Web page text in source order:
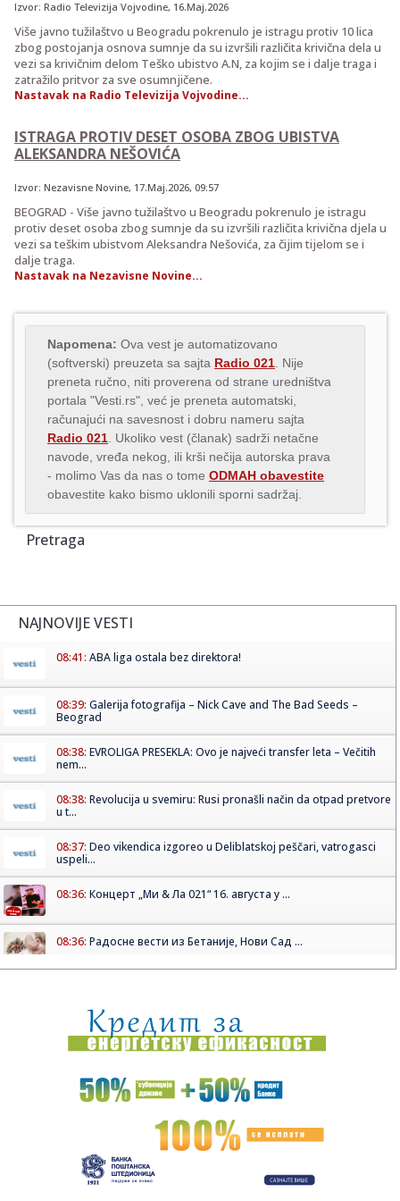
Izvor: Radio Televizija Vojvodine, 16.Maj.2026
Više javno tužilaštvo u Beogradu pokrenulo je istragu protiv 10 lica
zbog postojanja osnova sumnje da su izvršili različita krivična dela u
vezi sa krivičnim delom Teško ubistvo A.N, za kojim se i dalje traga i
zatražilo pritvor za sve osumnjičene.
Nastavak na Radio Televizija Vojvodine...
ISTRAGA PROTIV DESET OSOBA ZBOG UBISTVA
ALEKSANDRA NEŠOVIĆA
Izvor: Nezavisne Novine, 17.Maj.2026, 09:57
BEOGRAD - Više javno tužilaštvo u Beogradu pokrenulo je istragu
protiv deset osoba zbog sumnje da su izvršili različita krivična djela u
vezi sa teškim ubistvom Aleksandra Nešovića, za čijim tijelom se i
dalje traga.
Nastavak na Nezavisne Novine...
Napomena: Ova vest je automatizovano
(softverski) preuzeta sa sajta Radio 021 . Nije
preneta ručno, niti proverena od strane uredništva
portala "Vesti.rs", već je preneta automatski,
računajući na savesnost i dobru nameru sajta
Radio 021 . Ukoliko vest (članak) sadrži netačne
navode, vređa nekog, ili krši nečija autorska prava
- molimo Vas da nas o tome ODMAH obavestite
obavestite kako bismo uklonili sporni sadržaj.
Pretraga
NAJNOVIJE VESTI
08:41: ABA liga ostala bez direktora!
08:39: Galerija fotografija – Nick Cave and The Bad Seeds –
Beograd
08:38: EVROLIGA PRESEKLA: Ovo je najveći transfer leta – Večitih
nem...
08:38: Revolucija u svemiru: Rusi pronašli način da otpad pretvore
u t...
08:37: Deo vikendica izgoreo u Deliblatskoj peščari, vatrogasci
uspeli...
08:36: Концерт „Ми & Ла 021“ 16. августа у ...
08:36: Радосне вести из Бетаније, Нови Сад ...
08:29:SSP: Ryanair od zimske sezone obustavlja sve letove sa
niškog ae...
08:25:Привремена измена трасе линије 7Б и ...
Požari ne jenjavaju: Gori više od 700 hektara u Deliblatskoj
08:18:Ovacije beogradske publike za Nik Kejva: Dva i po sata